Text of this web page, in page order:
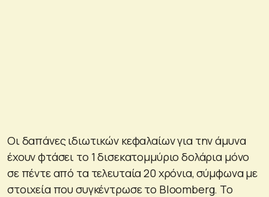
Οι δαπάνες ιδιωτικών κεφαλαίων για την άμυνα
έχουν φτάσει το 1 δισεκατομμύριο δολάρια μόνο
σε πέντε από τα τελευταία 20 χρόνια, σύμφωνα με
στοιχεία που συγκέντρωσε το Bloomberg. Το